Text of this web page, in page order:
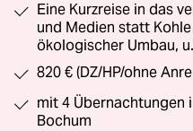
Eine Kurzreise in das
und Medien statt
ökologischer Umbau,
820 € (DZ/HP/ohne
mit 4 Übernachtungen
Bochum